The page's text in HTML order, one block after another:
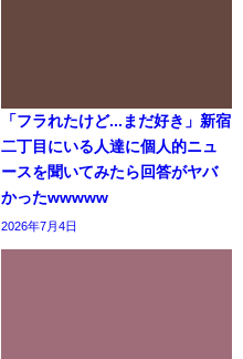
「フラれたけど...まだ好き」新宿
二丁目にいる人達に個人的ニュ
ースを聞いてみたら回答がヤバ
かったwwwww
2026年7月4日